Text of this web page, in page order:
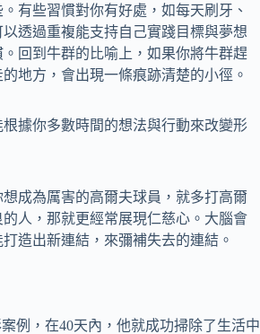
有些習慣對你有好處，如每天刷牙、
透過重複能支持自己實踐目標與夢想
回到牛群的比喻上，如果你將牛群趕
地方，會出現一條痕跡清楚的小徑。
據你多數時間的想法與行動來改變形
成為厲害的高爾夫球員，就多打高爾
人，那就更經常展現仁慈心。大腦會
造出新連結，來彌補失去的連結。
例，在40天內，他就成功掃除了生活中